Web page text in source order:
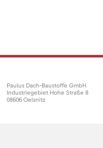
Paulus Dach-Baustoffe GmbH
Industriegebiet Hohe Straße 8
08606 Oelsnitz